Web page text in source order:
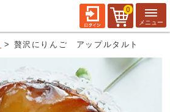
0
贅沢にりんご アップルタルト